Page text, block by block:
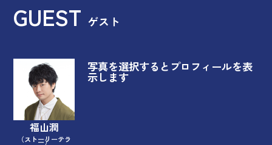
GUEST ゲスト
福山潤
（ストーリーテラ
ー）
写真を選択するとプロフィールを表
示します